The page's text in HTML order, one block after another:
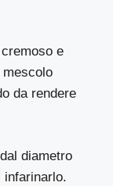
e
mescolo
da rendere
diametro
infarinarlo.